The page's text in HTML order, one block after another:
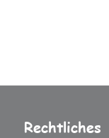
Rechtliches